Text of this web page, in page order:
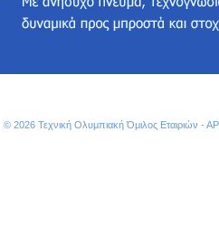
© 2026 Τεχνική Ολυμπιακή Όμιλος Εταιριών -